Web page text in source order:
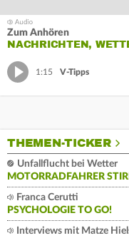
Zum Anhören
NACHRICHTEN,
1:15 V-Tipps
THEMEN-TICKER
Unfallflucht bei Wetter
MOTORRADFAHRER
Franca Cerutti
PSYCHOLOGIE TO GO!
Interviews mit Matze